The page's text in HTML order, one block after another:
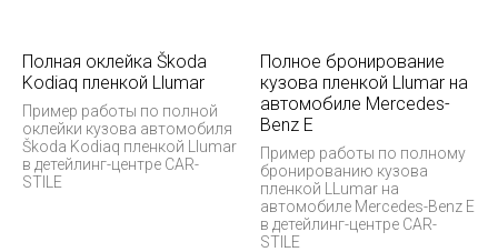
Полная оклейка Škoda
Kodiaq пленкой Llumar
Пример работы по полной
оклейки кузова автомобиля
Škoda Kodiaq пленкой Llumar
в детейлинг-центре CAR-
STILE
Полное бронирование
кузова пленкой Llumar на
автомобиле Mercedes-
Benz E
Пример работы по полному
бронированию кузова
пленкой LLumar на
автомобиле Mercedes-Benz E
в детейлинг-центре CAR-
STILE